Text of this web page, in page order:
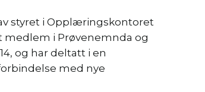
styret i Opplæringskontoret
medlem i Prøvenemnda og
og har deltatt i en
med nye